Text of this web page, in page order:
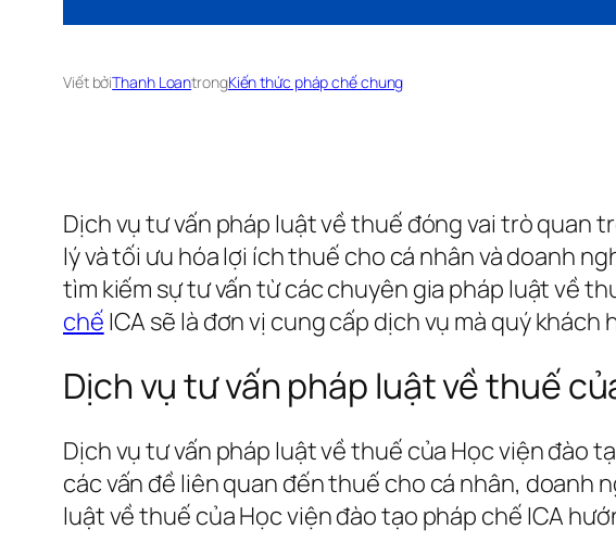
Viết bởiThanh LoantrongKiến thức pháp chế chung
Dịch vụ tư vấn pháp luật về thuế đóng vai trò quan
lý và tối ưu hóa lợi ích thuế cho cá nhân và doanh
tìm kiếm sự tư vấn từ các chuyên gia pháp luật về
chế ICA sẽ là đơn vị cung cấp dịch vụ mà quý
Dịch vụ tư vấn pháp luật về thuế
Dịch vụ tư vấn pháp luật về thuế của Học viện đào
các vấn đề liên quan đến thuế cho cá nhân, doanh
luật về thuế của Học viện đào tạo pháp chế ICA